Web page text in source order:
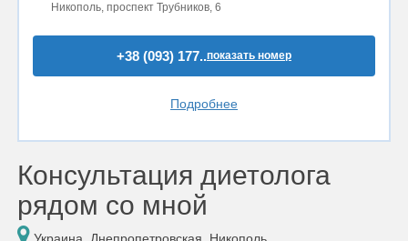
Никополь, проспект Трубников, 6
+38 (093) 177..показать номер
Подробнее
Консультация диетолога
рядом со мной